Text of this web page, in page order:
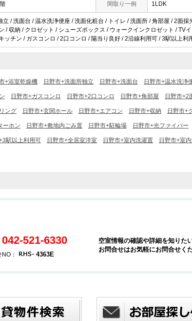
間取り一例 1LDK
/ 洗面台 / 温水洗浄便座 / 洗面化粧台 / トイレ / 洗面所 / 角部屋 / 2面採
/ 収納 / クロゼット / シューズボックス / ウォークインクロゼット / TV
チン / ガスコンロ / 2口コンロ / 陽当り良好 / 2沿線利用可 / 3駅以上利
+浴室乾燥機 日野市+洗面所独立 日野市+洗面台 日野市+温水洗浄
日野市+ガスコンロ 日野市+2口コンロ 日野市+角部屋 日野市+2
ング 日野市+玄関ホール 日野市+エアコン 日野市+収納 日野市+
ーホン 日野市+敷地内ごみ置 日野市+駐輪場 日野市+光ファイバー
駅以上利用可 日野市+全居室洋室 日野市+室内洗濯置 日野市+室
521-6330
： 4363E
空室情報の確認や詳細を知りた
お問合せはお気軽にお問合せく